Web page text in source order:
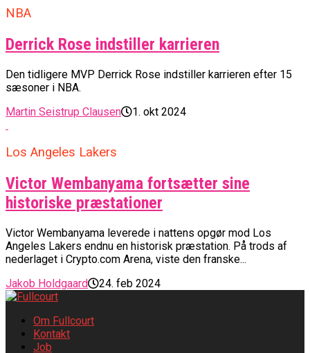
NBA
Derrick Rose indstiller karrieren
Den tidligere MVP Derrick Rose indstiller karrieren efter 15
sæsoner i NBA.
Martin Seistrup Clausen
1. okt 2024
Los Angeles Lakers
Victor Wembanyama fortsætter sine
historiske præstationer
Victor Wembanyama leverede i nattens opgør mod Los
Angeles Lakers endnu en historisk præstation. På trods af
nederlaget i Crypto.com Arena, viste den franske...
Jakob Holdgaard
24. feb 2024
Om Fullcourt
Kontakt
Job